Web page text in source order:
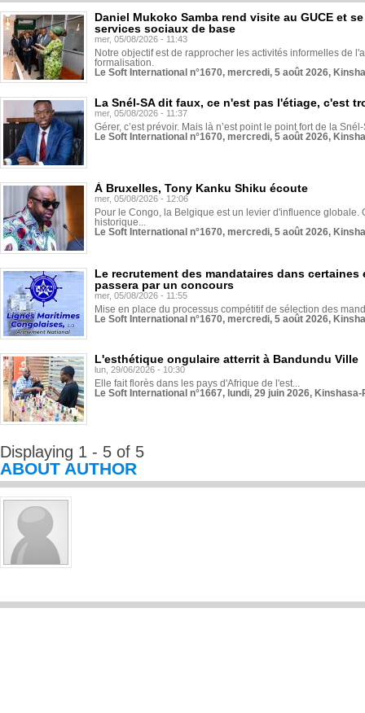
Daniel Mukoko Samba rend visite au GUCE et
services sociaux de base
mer, 05/08/2026 - 11:43
Notre objectif est de rapprocher les activités informelles de
formalisation.
Le Soft International n°1670, mercredi, 5 août 2026,
La Snél-SA dit faux, ce n'est pas l'étiage, c'est
mer, 05/08/2026 - 11:37
Gérer, c’est prévoir. Mais là n’est point le point fort de la
Le Soft International n°1670, mercredi, 5 août 2026,
À Bruxelles, Tony Kanku Shiku écoute
mer, 05/08/2026 - 12:06
Pour le Congo, la Belgique est un levier d'influence globale.
historique...
Le Soft International n°1670, mercredi, 5 août 2026,
Le recrutement des mandataires dans
passera par un concours
mer, 05/08/2026 - 11:55
Mise en place du processus compétitif de sélection des
Le Soft International n°1670, mercredi, 5 août 2026,
L'esthétique ongulaire atterrit à Bandundu Ville
lun, 29/06/2026 - 10:30
Elle fait florès dans les pays d'Afrique de l'est...
Le Soft International n°1667, lundi, 29 juin 2026,
Displaying 1 - 5 of 5
ABOUT AUTHOR